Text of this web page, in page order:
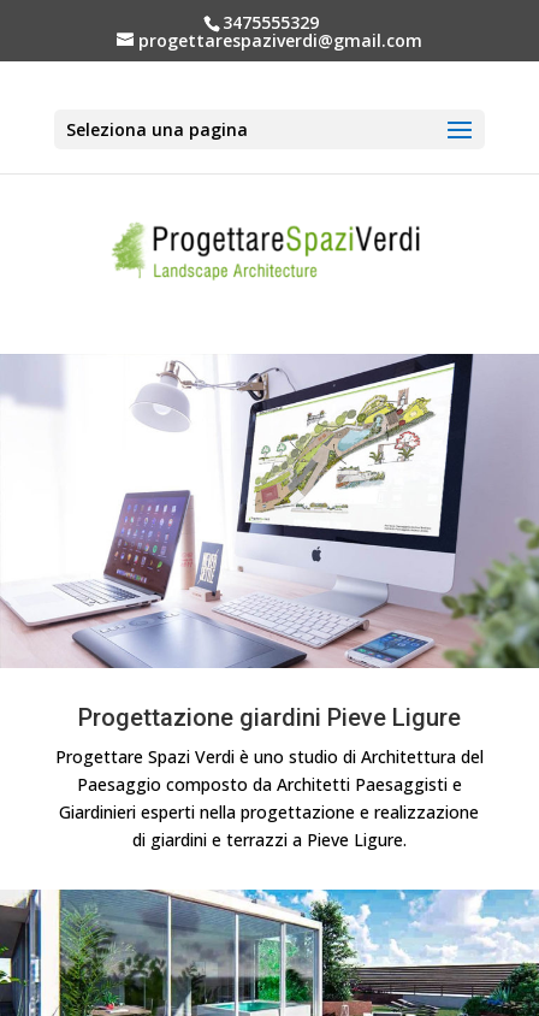
3475555329
progettarespaziverdi@gmail.com
Seleziona una pagina
Progettazione giardini Pieve Ligure
Progettare Spazi Verdi è uno studio di Architettura del
Paesaggio composto da Architetti Paesaggisti e
Giardinieri esperti nella progettazione e realizzazione
di giardini e terrazzi a Pieve Ligure.